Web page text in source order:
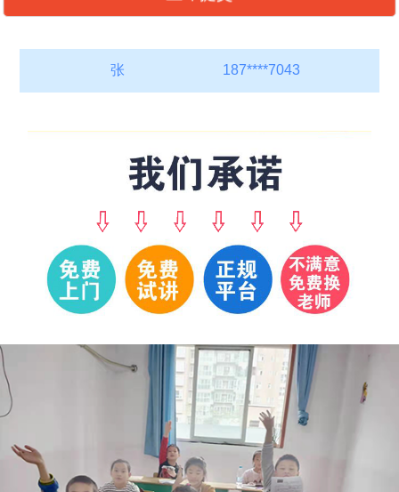
林* 139****8810
张 187****7043
郭* 198****7761
184****9760
林* 139****8810